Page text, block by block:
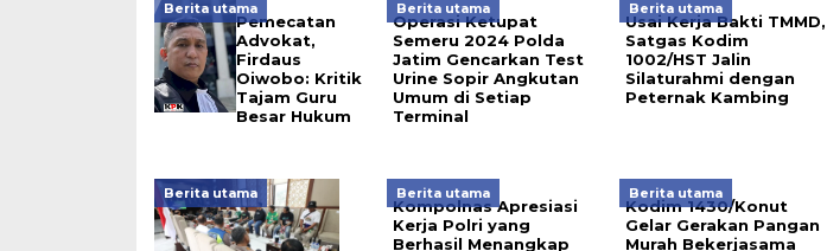
Berita utama
Pemecatan
Advokat,
Firdaus
Oiwobo: Kritik
Tajam Guru
Besar Hukum
Berita utama
Operasi Ketupat
Semeru 2024 Polda
Jatim Gencarkan Test
Urine Sopir Angkutan
Umum di Setiap
Terminal
Berita utama
Usai Kerja Bakti TMMD,
Satgas Kodim
1002/HST Jalin
Silaturahmi dengan
Peternak Kambing
Berita utama Berita utama
Kompolnas Apresiasi
Kerja Polri yang
Berhasil Menangkap
Berita utama
‎Kodim 1430/Konut
Gelar Gerakan Pangan
Murah Bekerjasama